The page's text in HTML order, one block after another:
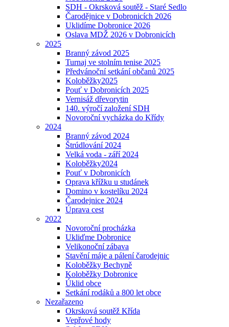
SDH - Okrsková soutěž - Staré Sedlo
Čarodějnice v Dobronicích 2026
Uklidíme Dobronice 2026
Oslava MDŽ 2026 v Dobronicích
2025
Branný závod 2025
Turnaj ve stolním tenise 2025
Předvánoční setkání občanů 2025
Koloběžky2025
Pouť v Dobronicích 2025
Vernisáž dřevorytin
140. výročí založení SDH
Novoroční vycházka do Křídy
2024
Branný závod 2024
Štrúdlování 2024
Velká voda - září 2024
Koloběžky2024
Pouť v Dobronicích
Oprava křížku u studánek
Domino v kostelíku 2024
Čarodejnice 2024
Úprava cest
2022
Novoroční procházka
Ukliďme Dobronice
Velikonoční zábava
Stavění máje a pálení čarodejnic
Koloběžky Bechyně
Koloběžky Dobronice
Úklid obce
Setkání rodáků a 800 let obce
Nezařazeno
Okrsková soutěž Křída
Vepřové hody